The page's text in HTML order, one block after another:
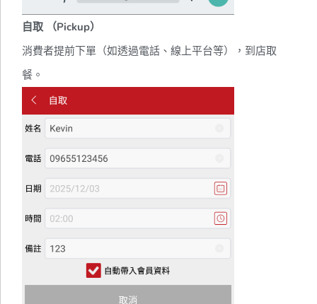
自取 （Pickup）
消費者提前下單（如透過電話、線上平台等），到店取
餐。